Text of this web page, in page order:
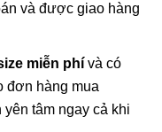
và được giao hàng
miễn phí và có
đơn hàng mua
tâm ngay cả khi